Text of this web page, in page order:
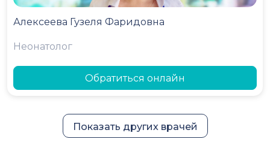
Алексеева Гузеля Фаридовна
Неонатолог
Обратиться онлайн
Показать других врачей